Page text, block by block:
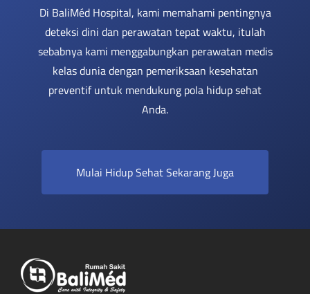
Di BaliMéd Hospital, kami memahami pentingnya
deteksi dini dan perawatan tepat waktu, itulah
sebabnya kami menggabungkan perawatan medis
kelas dunia dengan pemeriksaan kesehatan
preventif untuk mendukung pola hidup sehat
Anda.
Mulai Hidup Sehat Sekarang Juga